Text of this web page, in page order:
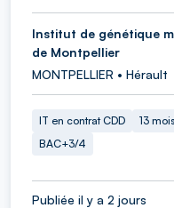
Institut de génétique
de Montpellier
MONTPELLIER • Hérault
IT en contrat CDD
13 mois
BAC+3/4
Publiée il y a 2 jours